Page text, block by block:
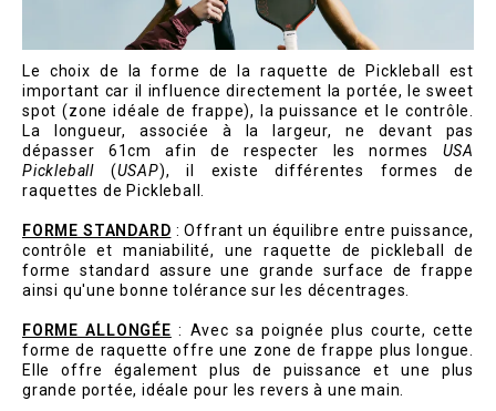
Le choix de la forme de la raquette de Pickleball est
important car il influence directement la portée, le sweet
spot (zone idéale de frappe), la puissance et le contrôle.
La longueur, associée à la largeur, ne devant pas
dépasser 61cm afin de respecter les normes USA
Pickleball (USAP), il existe différentes formes de
raquettes de Pickleball.
FORME STANDARD : Offrant un équilibre entre puissance,
contrôle et maniabilité, une raquette de pickleball de
forme standard assure une grande surface de frappe
ainsi qu'une bonne tolérance sur les décentrages.
FORME ALLONGÉE : Avec sa poignée plus courte, cette
forme de raquette offre une zone de frappe plus longue.
Elle offre également plus de puissance et une plus
grande portée, idéale pour les revers à une main.